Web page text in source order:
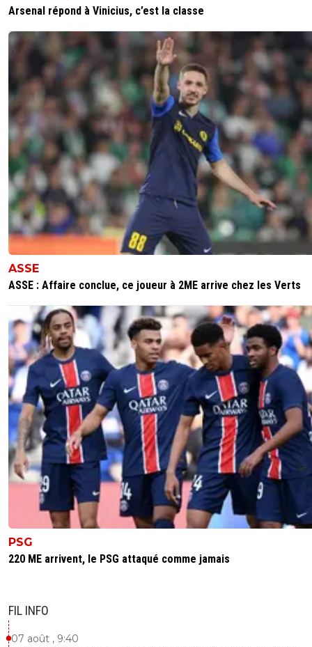
Arsenal répond à Vinicius, c’est la classe
ASSE
ASSE : Affaire conclue, ce joueur à 2ME arrive chez les Verts
PSG
220 ME arrivent, le PSG attaqué comme jamais
FIL INFO
07 août , 9:40